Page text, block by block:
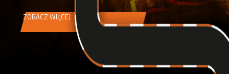
ZOBACZ WIĘCEJ